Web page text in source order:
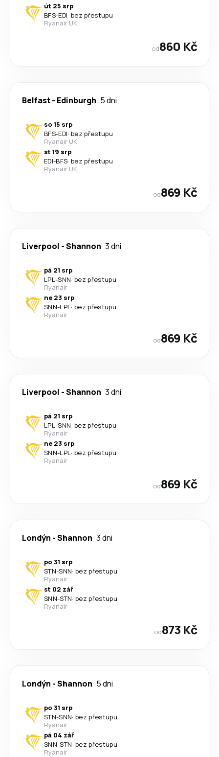
út 25 srp
BFS-EDI· bez přestupu
Ryanair UK
od860 Kč
Belfast- Edinburgh 5 dni
so 15 srp
BFS-EDI· bez přestupu
Ryanair UK
st 19 srp
EDI-BFS· bez přestupu
Ryanair UK
od869 Kč
Liverpool -Shannon 3 dni
pá 21 srp
LPL-SNN· bez přestupu
Ryanair
ne 23 srp
SNN-LPL· bez přestupu
Ryanair
od869 Kč
Liverpool -Shannon 3 dni
pá 21 srp
LPL-SNN· bez přestupu
Ryanair
ne 23 srp
SNN-LPL· bez přestupu
Ryanair
od869 Kč
Londýn -Shannon 3 dni
po 31 srp
STN-SNN· bez přestupu
Ryanair
st 02 zář
SNN-STN· bez přestupu
Ryanair
od873 Kč
Londýn -Shannon 5 dni
po 31 srp
STN-SNN· bez přestupu
Ryanair
pá 04 zář
SNN-STN· bez přestupu
Ryanair